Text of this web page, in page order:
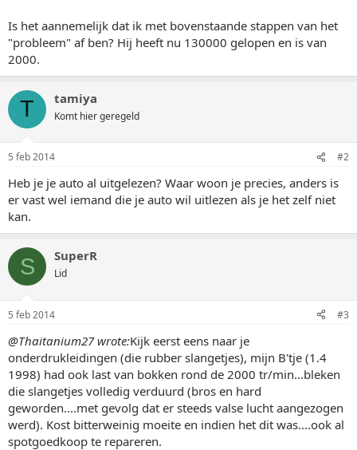
Is het aannemelijk dat ik met bovenstaande stappen van het
"probleem" af ben? Hij heeft nu 130000 gelopen en is van
2000.
T tamiya
Komt hier geregeld
5 feb 2014 #2
Heb je je auto al uitgelezen? Waar woon je precies, anders is
er vast wel iemand die je auto wil uitlezen als je het zelf niet
kan.
S SuperR
Lid
5 feb 2014 #3
@Thaitanium27 wrote:Kijk eerst eens naar je
onderdrukleidingen (die rubber slangetjes), mijn B'tje (1.4
1998) had ook last van bokken rond de 2000 tr/min...bleken
die slangetjes volledig verduurd (bros en hard
geworden....met gevolg dat er steeds valse lucht aangezogen
werd). Kost bitterweinig moeite en indien het dit was....ook al
spotgoedkoop te repareren.